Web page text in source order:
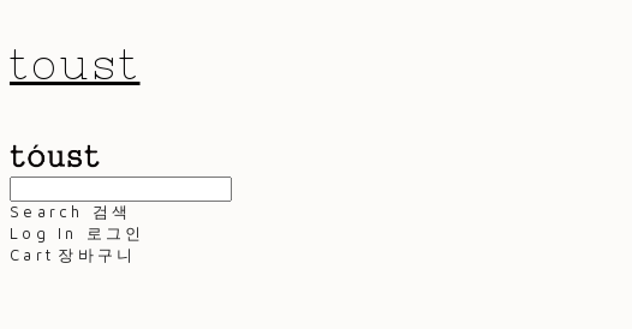
toust
Search
검색
Log In
로그인
Cart 장바구니